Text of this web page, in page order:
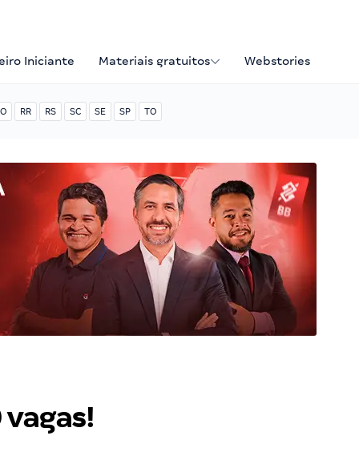
Iniciante Materiais gratuitos Webstories
RR RS SC SE SP TO